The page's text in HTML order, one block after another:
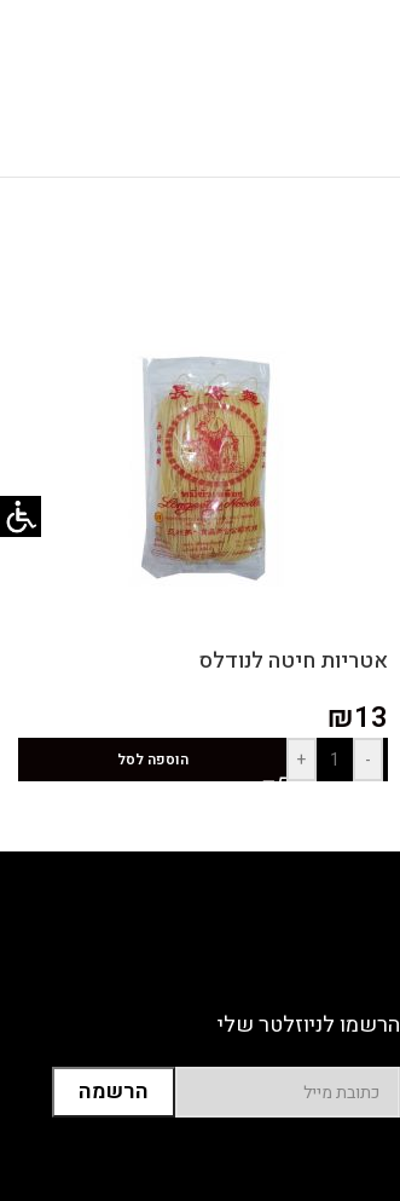
אטריות חיטה לנודלס
₪13
-
+ הוספה לסל
הרשמו לניוזלטר שלי